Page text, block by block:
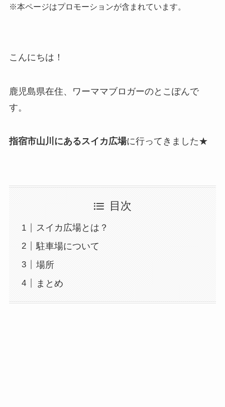
※本ページはプロモーションが含まれています。
こんにちは！
鹿児島県在住、ワーママブロガーのとこぽんで
す。
指宿市山川にあるスイカ広場に行ってきました★
目次
スイカ広場とは？
駐車場について
場所
まとめ